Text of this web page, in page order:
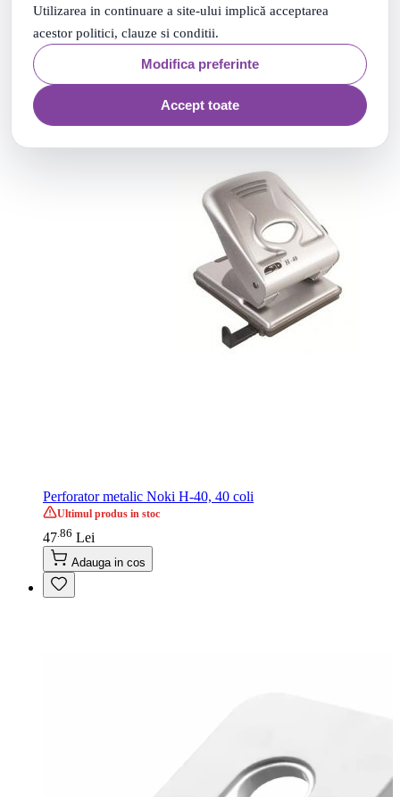
Utilizarea in continuare a site-ului implică acceptarea
acestor politici, clauze si conditii.
Modifica preferinte
Accept toate
Adauga in cos
Perforator metalic Noki H-40, 40 coli
Ultimul produs in stoc
47 86 Lei
Adauga in cos